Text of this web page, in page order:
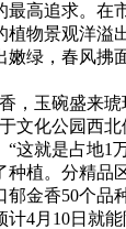
最高追求。在
植物景观洋溢
嫩绿，春风拂
，玉碗盛来
文化公园西
这就是占地1
种植。分精品
郁金香50个品
计4月10日就